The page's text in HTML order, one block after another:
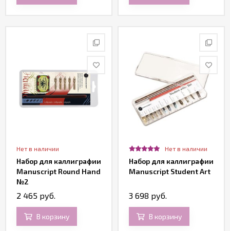
Нет в наличии
Набор для каллиграфии
Manuscript Round Hand
№2
2 465 руб.
В корзину
Нет в наличии
Набор для каллиграфии
Manuscript Student Art
3 698 руб.
В корзину